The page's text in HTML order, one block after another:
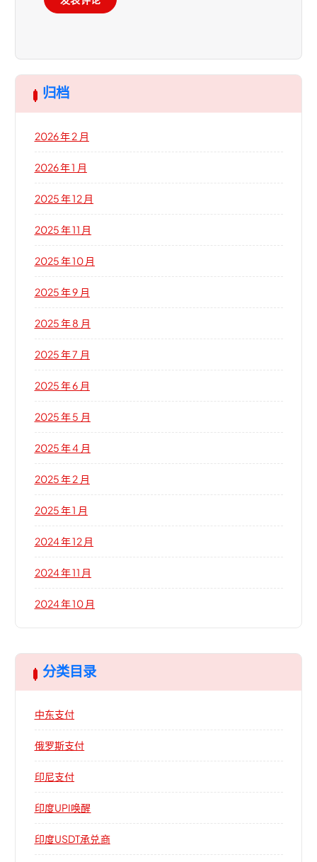
归档
2026 年 2 月
2026 年 1 月
2025 年 12 月
2025 年 11 月
2025 年 10 月
2025 年 9 月
2025 年 8 月
2025 年 7 月
2025 年 6 月
2025 年 5 月
2025 年 4 月
2025 年 2 月
2025 年 1 月
2024 年 12 月
2024 年 11 月
2024 年 10 月
分类目录
中东支付
俄罗斯支付
印尼支付
印度UPI唤醒
印度USDT承兑商